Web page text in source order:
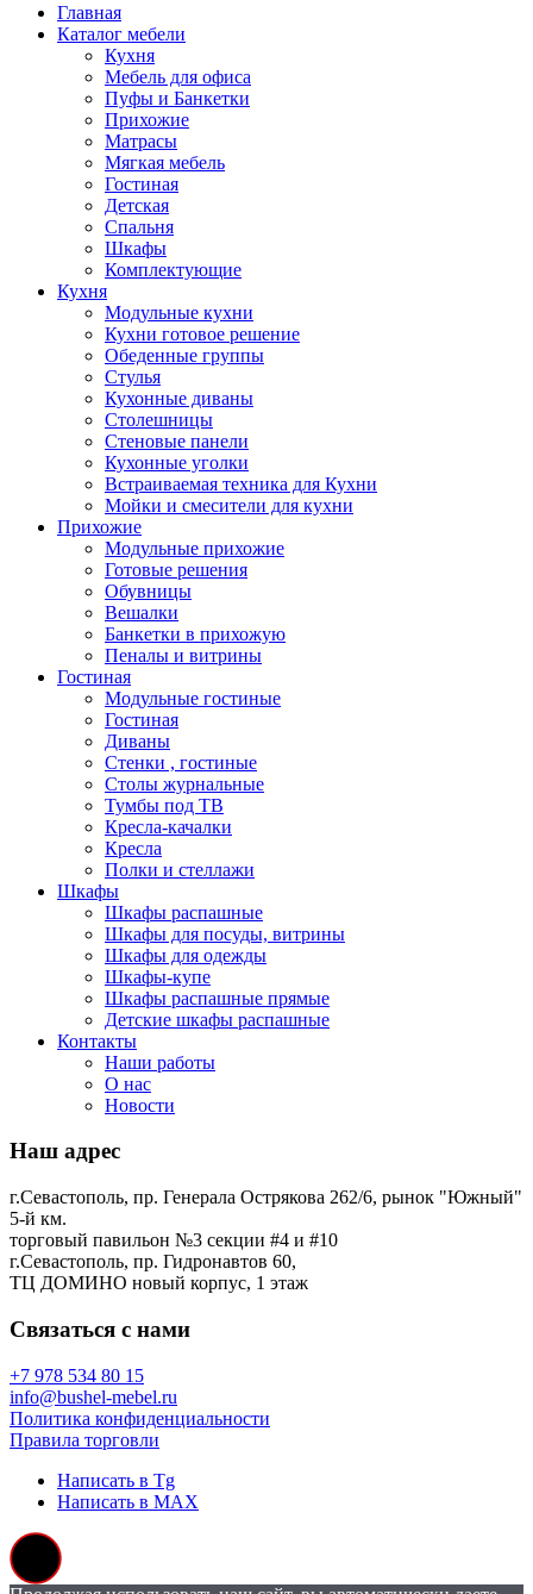
Главная
Каталог мебели
Кухня
Мебель для офиса
Пуфы и Банкетки
Прихожие
Матрасы
Мягкая мебель
Гостиная
Детская
Спальня
Шкафы
Комплектующие
Кухня
Модульные кухни
Кухни готовое решение
Обеденные группы
Стулья
Кухонные диваны
Столешницы
Стеновые панели
Кухонные уголки
Встраиваемая техника для Кухни
Мойки и смесители для кухни
Прихожие
Модульные прихожие
Готовые решения
Обувницы
Вешалки
Банкетки в прихожую
Пеналы и витрины
Гостиная
Модульные гостиные
Гостиная
Диваны
Стенки , гостиные
Столы журнальные
Тумбы под ТВ
Кресла-качалки
Кресла
Полки и стеллажи
Шкафы
Шкафы распашные
Шкафы для посуды, витрины
Шкафы для одежды
Шкафы-купе
Шкафы распашные прямые
Детские шкафы распашные
Контакты
Наши работы
О нас
Новости
Наш адрес
г.Севастополь, пр. Генерала Острякова 262/6, рынок "Южный"
5-й км.
торговый павильон №3 секции #4 и #10
г.Севастополь, пр. Гидронавтов 60,
ТЦ ДОМИНО новый корпус, 1 этаж
Связаться с нами
+7 978 534 80 15
info@bushel-mebel.ru
Политика конфиденциальности
Правила торговли
Написать в Tg
Написать в MAX